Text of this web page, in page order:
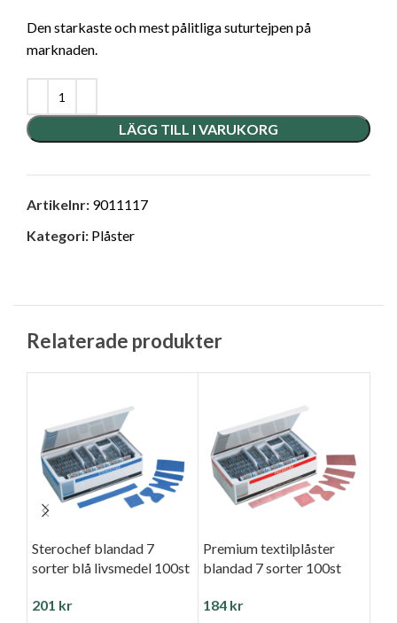
Den starkaste och mest pålitliga suturtejpen på
marknaden.
LÄGG TILL I VARUKORG
Artikelnr: 9011117
Kategori: Plåster
Relaterade produkter
Sterochef blandad 7
sorter blå livsmedel 100st
201 kr
Premium textilplåster
blandad 7 sorter 100st
184 kr